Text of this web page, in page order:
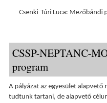
Csenki-Túri Luca: Mezőbándi
CSSP-NEPTANC-
program
A pályázat az egyesület alapvető
tudtunk tartani, de alapvető